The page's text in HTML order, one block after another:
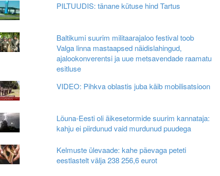
PILTUUDIS: tänane kütuse hind Tartus
Baltikumi suurim militaarajaloo festival toob
Valga linna mastaapsed näidislahingud,
ajalookonverentsi ja uue metsavendade raamatu
esitluse
VIDEO: Pihkva oblastis juba käib mobilisatsioon
Lõuna-Eesti oli äikesetormide suurim kannataja:
kahju ei piirdunud vaid murdunud puudega
Kelmuste ülevaade: kahe päevaga peteti
eestlastelt välja 238 256,6 eurot